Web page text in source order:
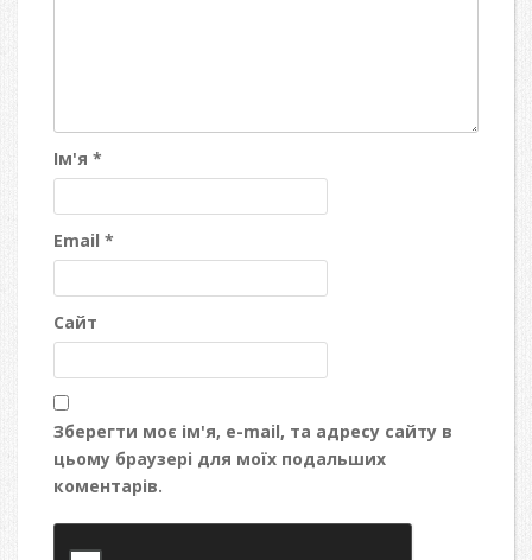
Ім'я *
Email *
Сайт
Зберегти моє ім'я, e-mail, та адресу сайту в
цьому браузері для моїх подальших
коментарів.